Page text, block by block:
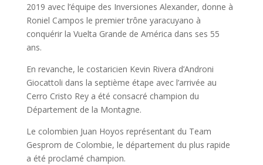
2019 avec l’équipe des Inversiones Alexander, donne à
Roniel Campos le premier trône yaracuyano à
conquérir la Vuelta Grande de América dans ses 55
ans.
En revanche, le costaricien Kevin Rivera d’Androni
Giocattoli dans la septième étape avec l’arrivée au
Cerro Cristo Rey a été consacré champion du
Département de la Montagne.
Le colombien Juan Hoyos représentant du Team
Gesprom de Colombie, le département du plus rapide
a été proclamé champion.